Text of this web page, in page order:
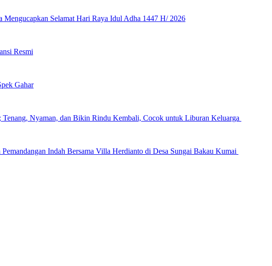
Selamat Hari Raya Idul Adha 1447 H/ 2026
Resmi
Gahar
Nyaman, dan Bikin Rindu Kembali, Cocok untuk Liburan Keluarga
Indah Bersama Villa Herdianto di Desa Sungai Bakau Kumai